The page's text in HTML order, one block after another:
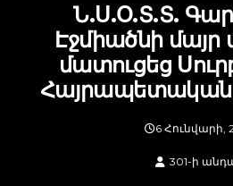
Ն.Ս.Օ.Տ.Տ.
Էջմիածնի
մատուցեց
6 Հունվարի,
301-ի